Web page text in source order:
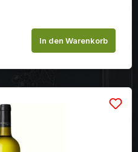
Gib denIn den Warenkorb